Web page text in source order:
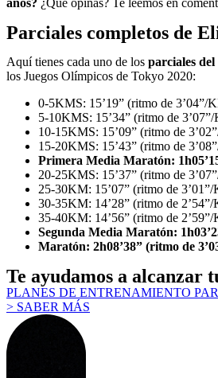
Parciales completos de
Aquí tienes cada uno de los parciales
los Juegos Olímpicos de Tokyo 2020:
0-5KMS: 15’19” (ritmo de 3’04”/
5-10KMS: 15’34” (ritmo de
10-15KMS: 15’09” (ritmo de
15-20KMS: 15’43” (ritmo de
Primera Media Maratón:
20-25KMS: 15’37” (ritmo de
25-30KM: 15’07” (ritmo de
30-35KM: 14’28” (ritmo de
35-40KM: 14’56” (ritmo de
Segunda Media Maratón:
Maratón: 2h08’38” (ritmo de
Te ayudamos a alcanzar
PLANES DE ENTRENAMIENTO
> SABER MÁS